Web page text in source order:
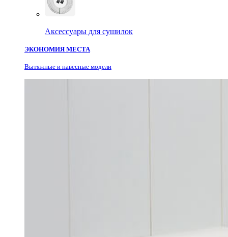
Аксессуары для сушилок
ЭКОНОМИЯ МЕСТА
Вытяжные и навесные модели